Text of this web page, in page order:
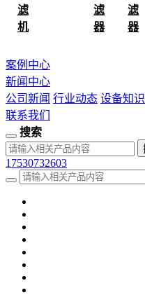
滤
机
滤
器
滤
器
案例中心
新闻中心
公司新闻 行业动态 设备知识
联系我们
搜索
17530732603